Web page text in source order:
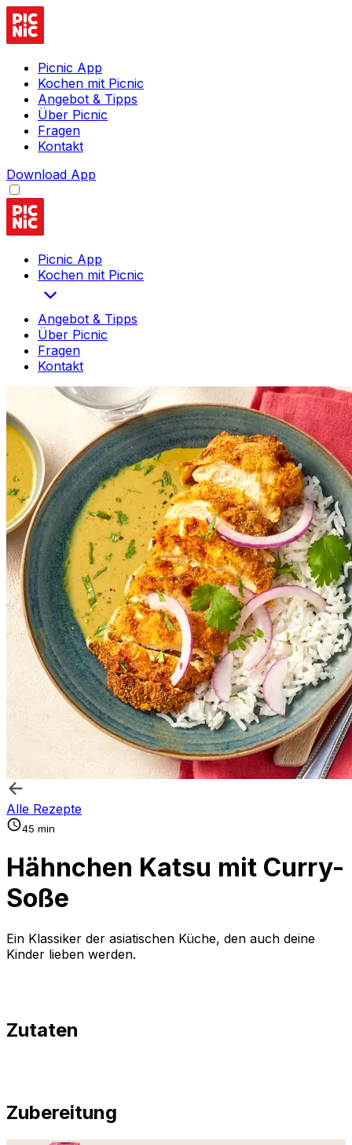
Picnic App
Kochen mit Picnic
Angebot & Tipps
Über Picnic
Fragen
Kontakt
Download App
Picnic App
Kochen mit Picnic
Angebot & Tipps
Über Picnic
Fragen
Kontakt
Alle Rezepte
45 min
Hähnchen Katsu mit Curry-
Soße
Ein Klassiker der asiatischen Küche, den auch deine
Kinder lieben werden.
Zutaten
Zubereitung